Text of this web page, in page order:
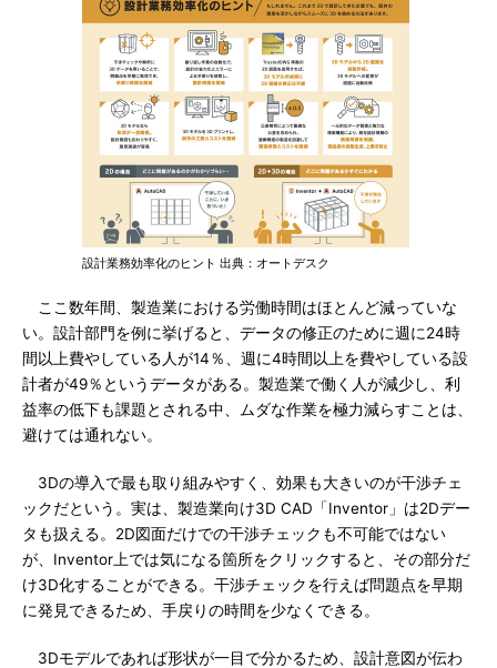
設計業務効率化のヒント 出典：オートデスク
ここ数年間、製造業における労働時間はほとんど減っていな
い。設計部門を例に挙げると、データの修正のために週に24時
間以上費やしている人が14％、週に4時間以上を費やしている設
計者が49％というデータがある。製造業で働く人が減少し、利
益率の低下も課題とされる中、ムダな作業を極力減らすことは、
避けては通れない。
3Dの導入で最も取り組みやすく、効果も大きいのが干渉チェ
ックだという。実は、製造業向け3D CAD「Inventor」は2Dデー
タも扱える。2D図面だけでの干渉チェックも不可能ではない
が、Inventor上では気になる箇所をクリックすると、その部分だ
け3D化することができる。干渉チェックを行えば問題点を早期
に発見できるため、手戻りの時間を少なくできる。
3Dモデルであれば形状が一目で分かるため、設計意図が伝わ